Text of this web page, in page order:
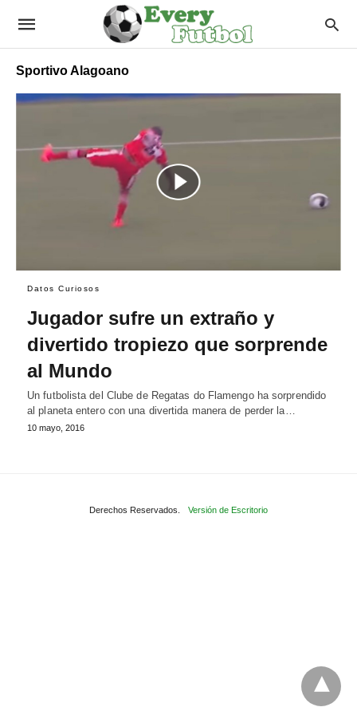
Sportivo Alagoano
Datos Curiosos
Jugador sufre un extraño y
divertido tropiezo que sorprende
al Mundo
Un futbolista del Clube de Regatas do Flamengo ha sorprendido
al planeta entero con una divertida manera de perder la…
10 mayo, 2016
Derechos Reservados. Versión de Escritorio